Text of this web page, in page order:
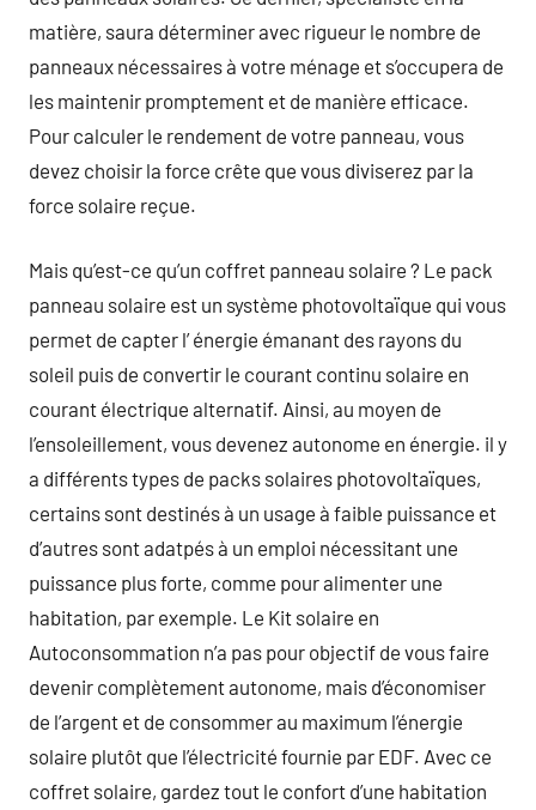
matière, saura déterminer avec rigueur le nombre de
panneaux nécessaires à votre ménage et s’occupera de
les maintenir promptement et de manière efficace.
Pour calculer le rendement de votre panneau, vous
devez choisir la force crête que vous diviserez par la
force solaire reçue.
Mais qu’est-ce qu’un coffret panneau solaire ? Le pack
panneau solaire est un système photovoltaïque qui vous
permet de capter l’ énergie émanant des rayons du
soleil puis de convertir le courant continu solaire en
courant électrique alternatif. Ainsi, au moyen de
l’ensoleillement, vous devenez autonome en énergie. il y
a différents types de packs solaires photovoltaïques,
certains sont destinés à un usage à faible puissance et
d’autres sont adatpés à un emploi nécessitant une
puissance plus forte, comme pour alimenter une
habitation, par exemple. Le Kit solaire en
Autoconsommation n’a pas pour objectif de vous faire
devenir complètement autonome, mais d’économiser
de l’argent et de consommer au maximum l’énergie
solaire plutôt que l’électricité fournie par EDF. Avec ce
coffret solaire, gardez tout le confort d’une habitation